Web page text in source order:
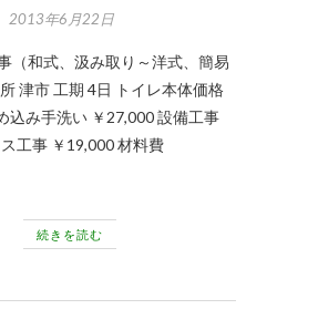
2013年6月22日
（和式、汲み取り～洋式、簡易
津市 工期 4日 トイレ本体価格
込み手洗い ￥27,000 設備工事
工事 ￥19,000 材料費
続きを読む